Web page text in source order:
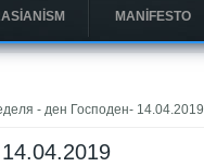
MANIFESTO
- ден Господен- 14.04.2019